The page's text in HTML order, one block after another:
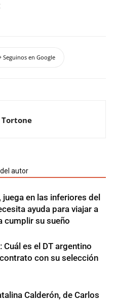
Seguinos en Google
autor
juega en las inferiores del
ayuda para viajar a
cumplir su sueño
Cuál es el DT argentino
con su selección
Calderón, de Carlos